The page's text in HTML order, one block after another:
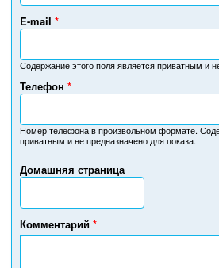
E-mail *
Содержание этого поля является приватным и
Домашняя страница
Телефон *
Н
м
е
т
л
е
ф
Номер телефона в произвольном формате.
приватным и не предназначено для показа.
Комментарий *